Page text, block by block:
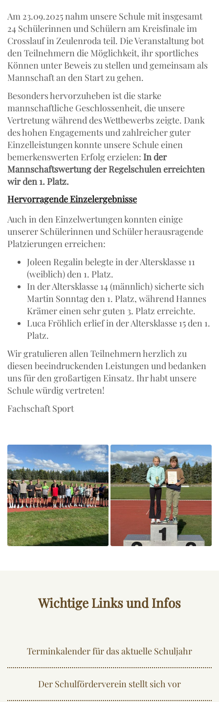
Am 23.09.2025 nahm unsere Schule mit insgesamt
24 Schülerinnen und Schülern am Kreisfinale im
Crosslauf in Zeulenroda teil. Die Veranstaltung bot
den Teilnehmern die Möglichkeit, ihr sportliches
Können unter Beweis zu stellen und gemeinsam als
Mannschaft an den Start zu gehen.
Besonders hervorzuheben ist die starke
mannschaftliche Geschlossenheit, die unsere
Vertretung während des Wettbewerbs zeigte. Dank
des hohen Engagements und zahlreicher guter
Einzelleistungen konnte unsere Schule einen
bemerkenswerten Erfolg erzielen: In der
Mannschaftswertung der Regelschulen erreichten
wir den 1. Platz.
Hervorragende Einzelergebnisse
Auch in den Einzelwertungen konnten einige
unserer Schülerinnen und Schüler herausragende
Platzierungen erreichen:
Joleen Regalin belegte in der Altersklasse 11
(weiblich) den 1. Platz.
In der Altersklasse 14 (männlich) sicherte sich
Martin Sonntag den 1. Platz, während Hannes
Krämer einen sehr guten 3. Platz erreichte.
Luca Fröhlich erlief in der Altersklasse 15 den 1.
Platz.
Wir gratulieren allen Teilnehmern herzlich zu
diesen beeindruckenden Leistungen und bedanken
uns für den großartigen Einsatz. Ihr habt unsere
Schule würdig vertreten!
Fachschaft Sport
Wichtige Links und Infos
Terminkalender für das aktuelle Schuljahr
Der Schulförderverein stellt sich vor